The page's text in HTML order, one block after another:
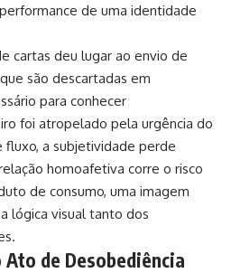
de uma identidade
cartas deu lugar ao envio de
são descartadas em
para conhecer
foi atropelado pela urgência do
a subjetividade perde
homoafetiva corre o risco
de consumo, uma imagem
lógica visual tanto dos
de Desobediência